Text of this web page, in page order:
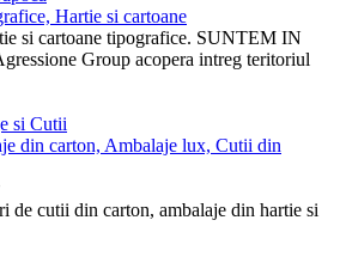
Hartie si cartoane
si cartoane tipografice. SUNTEM IN
Group acopera intreg teritoriul
si Cutii
din carton, Ambalaje lux, Cutii din
de cutii din carton, ambalaje din hartie si